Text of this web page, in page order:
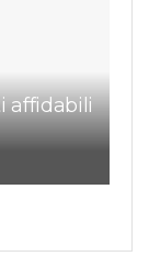
affidabili